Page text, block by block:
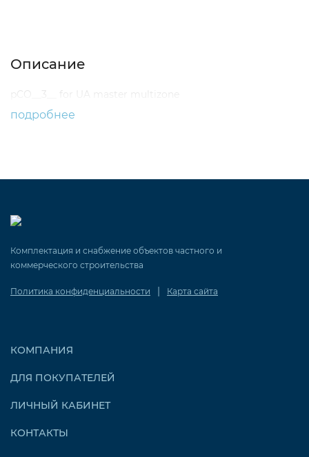
Описание
pCO__3__ for UA master multizone
подробнее
Комплектация и снабжение объектов частного и
коммерческого строительства
Политика конфиденциальности | Карта сайта
КОМПАНИЯ
ДЛЯ ПОКУПАТЕЛЕЙ
ЛИЧНЫЙ КАБИНЕТ
КОНТАКТЫ